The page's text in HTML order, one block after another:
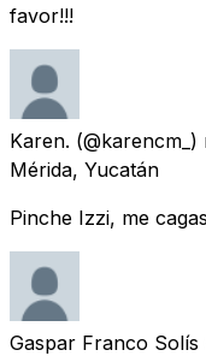
favor!!!
Karen.
Mérida, Yucatán
Pinche Izzi, me cagas
Gaspar Franco Solís